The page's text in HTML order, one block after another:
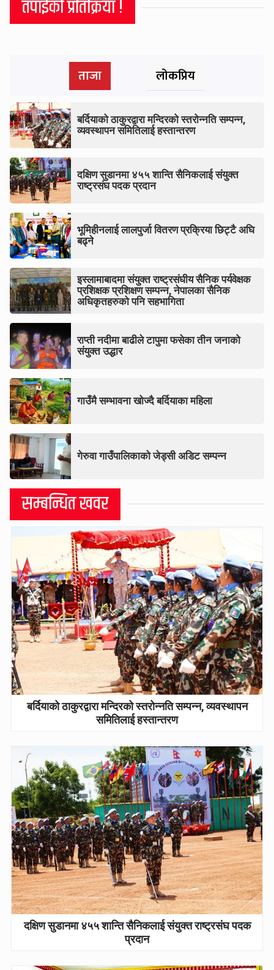
तपाईको प्रतिक्रिया !
ताजा लोकप्रिय
बर्दियाको ठाकुरद्वारा मन्दिरको स्तरोन्नति सम्पन्न,
व्यवस्थापन समितिलाई हस्तान्तरण
दक्षिण सुडानमा ४५५ शान्ति सैनिकलाई संयुक्त
राष्ट्रसंघ पदक प्रदान
भूमिहीनलाई लालपुर्जा वितरण प्रक्रिया छिट्टै अघि
बढ्ने
इस्लामाबादमा संयुक्त राष्ट्रसंघीय सैनिक पर्यवेक्षक
प्रशिक्षक प्रशिक्षण सम्पन्न, नेपालका सैनिक
अधिकृतहरुको पनि सहभागिता
राप्ती नदीमा बाढीले टापुमा फसेका तीन जनाको
संयुक्त उद्धार
गाउँमै सम्भावना खोज्दै बर्दियाका महिला
गेरुवा गाउँपालिकाको जेड्सी अडिट सम्पन्न
सम्बन्धित खवर
बर्दियाको ठाकुरद्वारा मन्दिरको स्तरोन्नति सम्पन्न, व्यवस्थापन
समितिलाई हस्तान्तरण
दक्षिण सुडानमा ४५५ शान्ति सैनिकलाई संयुक्त राष्ट्रसंघ पदक
प्रदान